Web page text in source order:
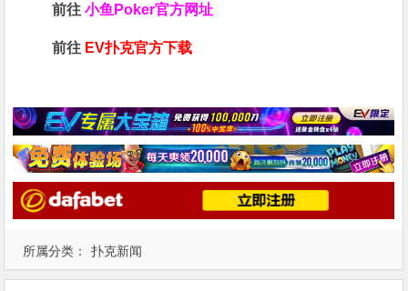
所属分类： 扑克新闻
前往小鱼Poker官方网址
前往 EV扑克官方下载